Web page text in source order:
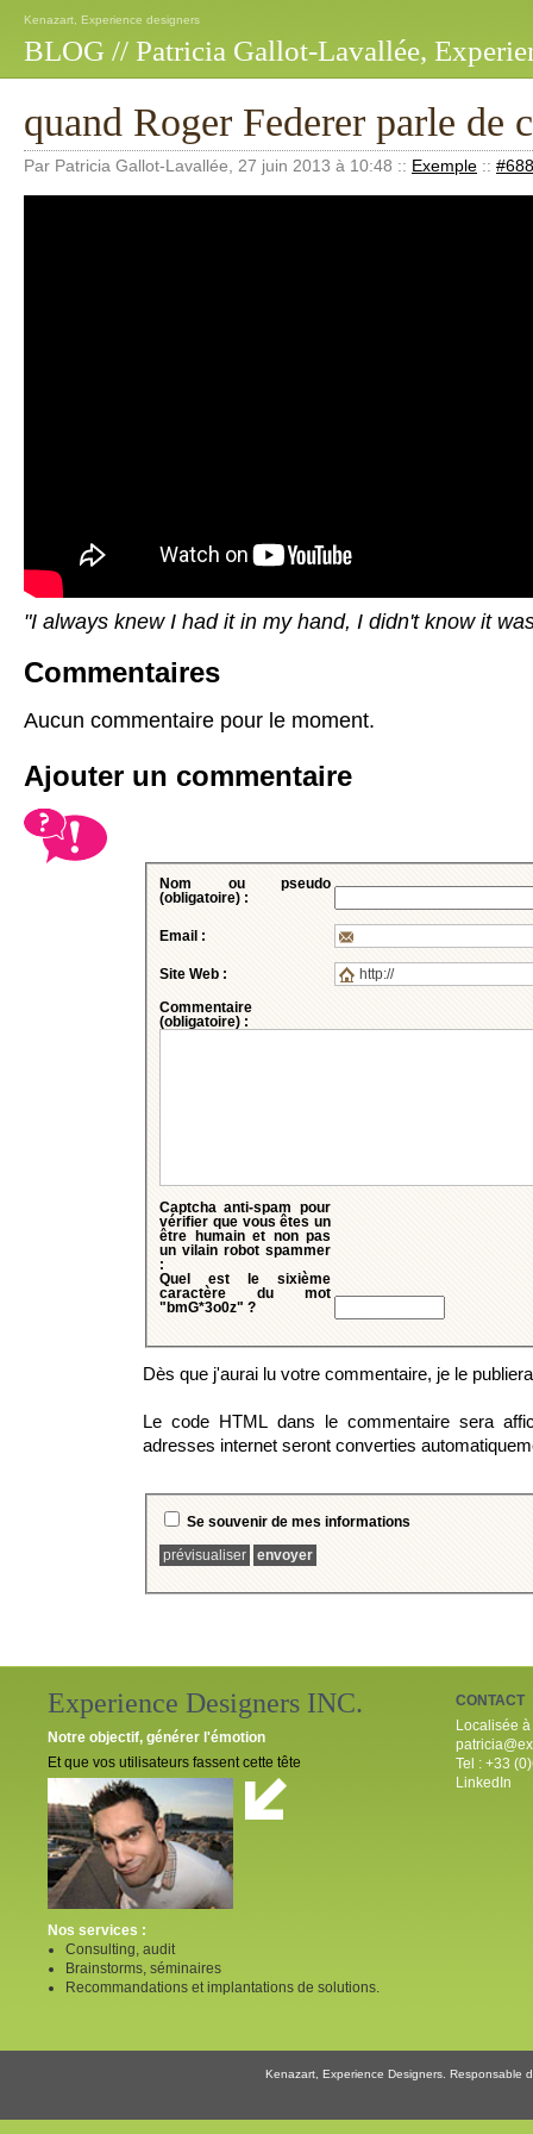
BLOG // Patricia Gallot-Lavallée,
Kenazart, Experience designers
quand Roger Federer parle de
Par Patricia Gallot-Lavallée, 27 juin 2013 à 10:48 :: Exemple :: #688
"I always knew I had it in my hand, I didn't know it
Commentaires
Aucun commentaire pour le moment.
Ajouter un commentaire
Nom ou pseudo
(obligatoire) :
Email :
Site Web :
Commentaire
(obligatoire) :
Captcha anti-spam pour
vérifier que vous êtes un
être humain et non pas
un vilain robot spammer
:
Quel est le sixième
caractère du mot
"bmG*3o0z" ?
Dès que j'aurai lu votre commentaire, je le
Le code HTML dans le commentaire sera
adresses internet seront converties
Se souvenir de mes informations
Experience Designers INC.
Notre objectif, générer l'émotion
Et que vos utilisateurs fassent cette tête
Nos services :
Consulting, audit
Brainstorms, séminaires
Recommandations et implantations de solutions.
CONTACT
Localisée
Tel : +33
LinkedIn
Kenazart, Experience Designers. Responsable